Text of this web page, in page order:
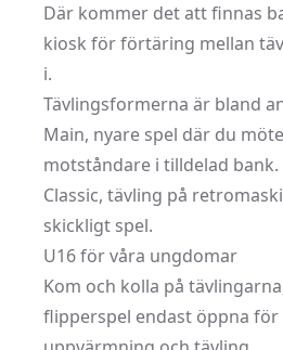
Där kommer det att finnas
kiosk för förtäring mellan
i.
Tävlingsformerna är bland
Main, nyare spel där du
motståndare i tilldelad bank.
Classic, tävling på
skickligt spel.
U16 för våra ungdomar
Kom och kolla på
flipperspel endast öppna